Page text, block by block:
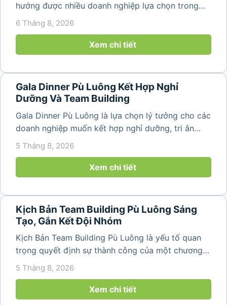
hướng được nhiều doanh nghiệp lựa chọn trong
năm 2026 khi nhu cầu kết hợp nghỉ dưỡng, hội
mang đến khoảng thời gian thư giãn...
6 Tháng 8, 2026
Xem chi tiết
Gala Dinner Pù Luông Kết Hợp Nghỉ
Dưỡng Và Team Building
Gala Dinner Pù Luông là lựa chọn lý tưởng cho các
doanh nghiệp muốn kết hợp nghỉ dưỡng, tri ân
nhân viên và xây dựng tinh thần đồng đội trong
không gian thiên nhiên yên bình. Với khung cảnh
núi rừng hùng vĩ, không khí...
5 Tháng 8, 2026
Xem chi tiết
Kịch Bản Team Building Pù Luông Sáng
Tạo, Gắn Kết Đội Nhóm
Kịch Bản Team Building Pù Luông là yếu tố quan
trọng quyết định sự thành công của một chương
trình du lịch doanh nghiệp. Một kịch bản được xây
giây vui vẻ, sôi động mà còn...
5 Tháng 8, 2026
Xem chi tiết